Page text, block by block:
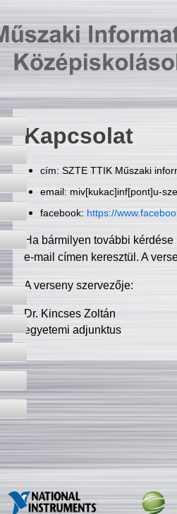
Kapcsolat
cím: SZTE TTIK Műszaki
email: miv[kukac]inf[pont]u-
facebook: https://
Ha bármilyen további
e-mail címen keresztül. A
A verseny szervezője:
Dr. Kincses Zoltán
egyetemi adjunktus